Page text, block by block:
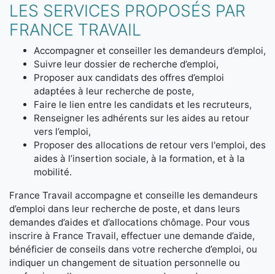
LES SERVICES PROPOSÉS PAR
FRANCE TRAVAIL
Accompagner et conseiller les demandeurs d’emploi,
Suivre leur dossier de recherche d’emploi,
Proposer aux candidats des offres d’emploi
adaptées à leur recherche de poste,
Faire le lien entre les candidats et les recruteurs,
Renseigner les adhérents sur les aides au retour
vers l’emploi,
Proposer des allocations de retour vers l'emploi, des
aides à l’insertion sociale, à la formation, et à la
mobilité.
France Travail accompagne et conseille les demandeurs
d’emploi dans leur recherche de poste, et dans leurs
demandes d’aides et d’allocations chômage. Pour vous
inscrire à France Travail, effectuer une demande d’aide,
bénéficier de conseils dans votre recherche d’emploi, ou
indiquer un changement de situation personnelle ou